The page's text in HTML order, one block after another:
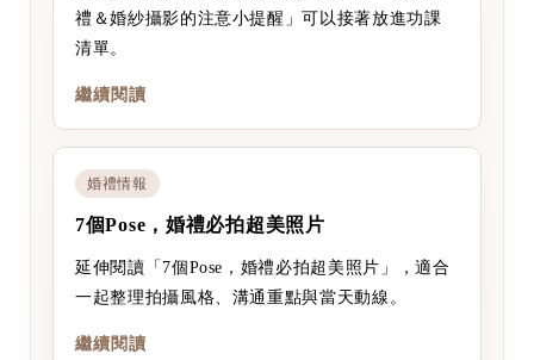
禮＆婚紗攝影的注意小提醒」可以接著放進功課
清單。
繼續閱讀
婚禮情報
7個Pose，婚禮必拍超美照片
延伸閱讀「7個Pose，婚禮必拍超美照片」，適合
一起整理拍攝風格、溝通重點與當天動線。
繼續閱讀